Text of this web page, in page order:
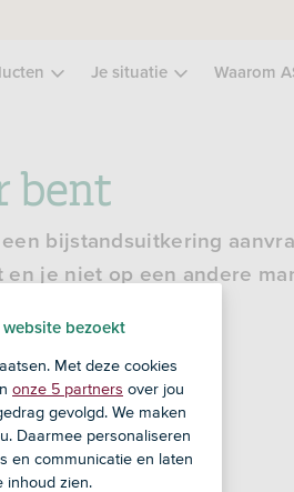
Je situatie Waarom
bent
bijstandsuitkering
je niet op een andere
bezoekt
Met deze cookies
onze 5 partners over jou
gevolgd. We maken
Daarmee personaliseren
en communicatie en laten
inhoud zien.